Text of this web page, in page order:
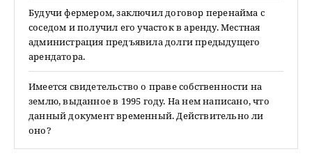
Будучи фермером, заключил договор перенайма с
соседом и получил его участок в аренду. Местная
администрация предъявила долги предыдущего
арендатора.
Имеется свидетельство о праве собственности на
землю, выданное в 1995 году. На нем написано, что
данный документ временный. Действительно ли
оно?